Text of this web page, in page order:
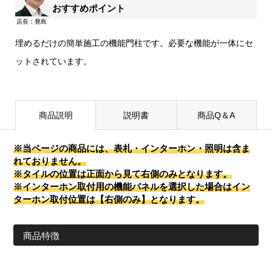
おすすめポイント
埋めるだけの簡単施工の機能門柱です。必要な機能が一体にセ
ットされています。
商品説明 説明書 商品Q＆A
※当ページの商品には、表札・インターホン・照明は含ま
れておりません。
※タイルの位置は正面から見て右側のみとなります。
※インターホン取付用の機能パネルを選択した場合はイン
ターホン取付位置は【右側のみ】となります。
商品特徴